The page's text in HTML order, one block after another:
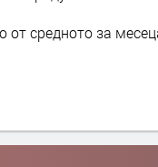
средното за